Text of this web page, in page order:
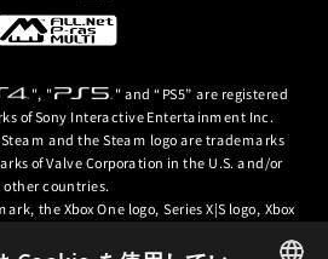
", " " and “PS5” are registered
of Sony Interactive Entertainment Inc.
and the Steam logo are trademarks
of Valve Corporation in the U.S. and/or
other countries.
the Xbox One logo, Series X|S logo, Xbox
Microsoft group of companies.